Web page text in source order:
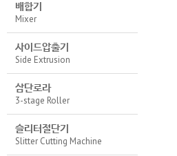
배합기
Mixer
사이드압출기
Side Extrusion
삼단로라
3-stage Roller
슬리터절단기
Slitter Cutting Machine